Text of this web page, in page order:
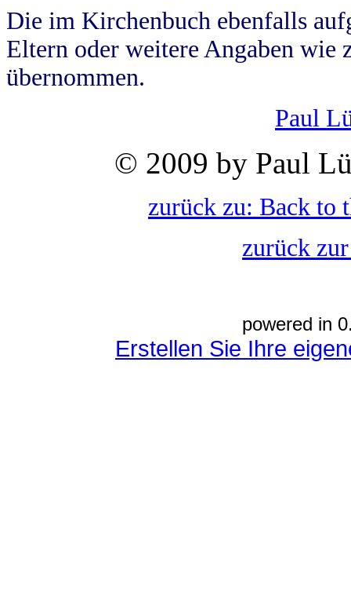
Die im Kirchenbuch ebenfalls
Eltern oder weitere Angaben wie
übernommen.
Paul
© 2009 by Paul
zurück zu: Back to
zurück
powered in
Erstellen Sie Ihre